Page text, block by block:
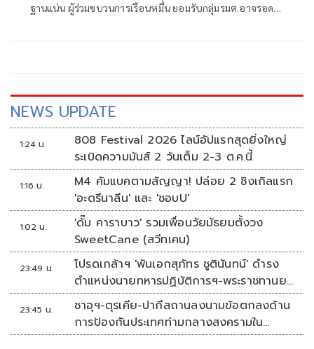
ฐานแน่น ผู้ร่วมขบวนการเรือนหมื่น ยอมรับกลุ่มรมต.อาจรอด
NEWS UPDATE
1:24 น.
808 Festival 2026 ไลน์อัปแรกสุดยิ่งใหญ่
ระเบิดความมันส์ 2 วันเต็ม 2-3 ต.ค.นี้
1:16 น.
M4 คัมแบคตามสัญญา! ปล่อย 2 ซิงเกิลแรก
'อะดรีนาลีน' และ 'ชอบU'
1:02 น.
'ดั๊ม คาราบาว' รวมเพื่อนวัยมัธยมตั้งวง
SweetCane (สวีทเคน)
23:49 น.
โปรดเกล้าฯ 'พันเอกสุภัทร ชูตินันทน์' ดำรง
ตำแหน่งนายทหารปฏิบัติการฯ-พระราชทานยศ
'พลตรี'
23:45 น.
ซาอุฯ-ตุรเคีย-ปากีสถานลงนามข้อตกลงด้าน
การป้องกันประเทศท่ามกลางสงครามใน
ภูมิภาค